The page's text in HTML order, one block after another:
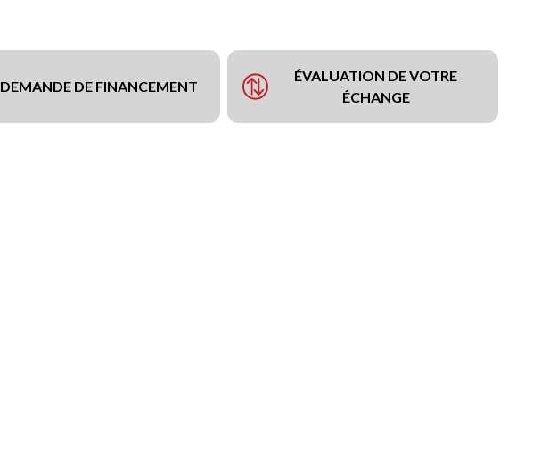
DEMANDE DE FINANCEMENT
ÉVALUATION DE VOTRE
ÉCHANGE